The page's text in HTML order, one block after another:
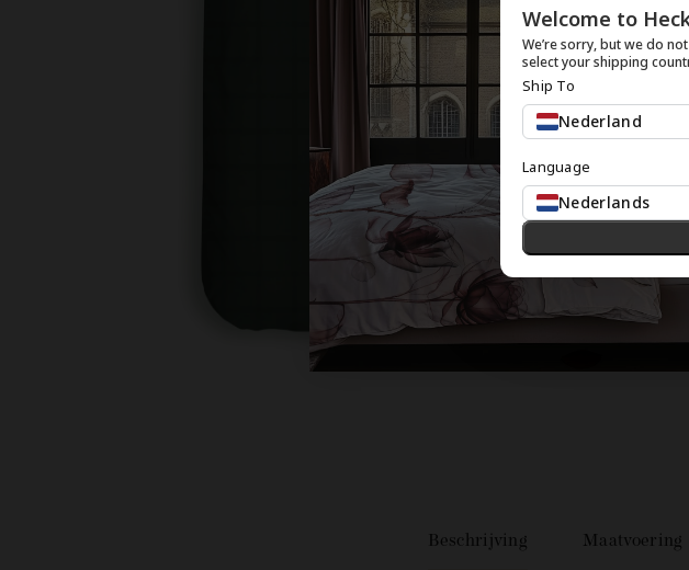
Beschrijving Maatvoering
Welcome to
We’re sorry, but we do
select your shipping
Ship To
Nederland
Language
Nederlands